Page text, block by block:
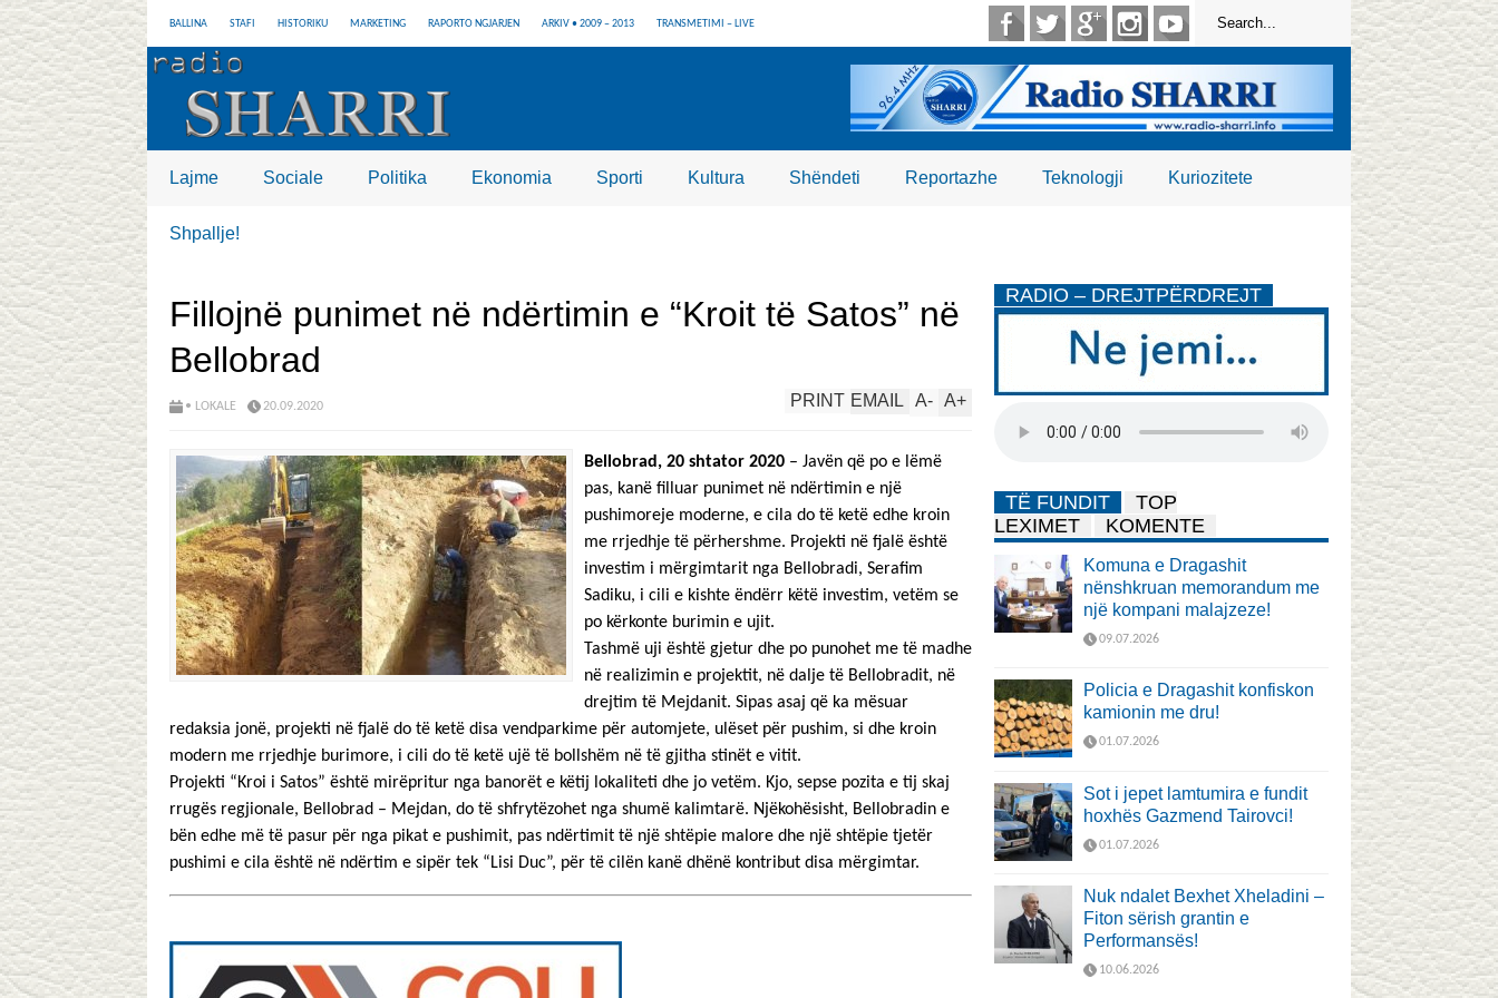
BALLINA STAFI HISTORIKU MARKETING RAPORTO NGJARJEN ARKIV • 2009 – 2013 TRANSMETIMI – LIVE
Lajme Sociale Politika Ekonomia Sporti Kultura Shëndeti Reportazhe Teknologji Kuriozitete
Shpallje!
Fillojnë punimet në ndërtimin e “Kroit të Satos” në
Bellobrad
• LOKALE 20.09.2020 A+
A-
EMAIL
PRINT
Bellobrad, 20 shtator 2020 – Javën që po e lëmë
pas, kanë filluar punimet në ndërtimin e një
pushimoreje moderne, e cila do të ketë edhe kroin
me rrjedhje të përhershme. Projekti në fjalë është
investim i mërgimtarit nga Bellobradi, Serafim
Sadiku, i cili e kishte ëndërr këtë investim, vetëm se
po kërkonte burimin e ujit.
Tashmë uji është gjetur dhe po punohet me të madhe
në realizimin e projektit, në dalje të Bellobradit, në
drejtim të Mejdanit. Sipas asaj që ka mësuar
redaksia jonë, projekti në fjalë do të ketë disa vendparkime për automjete, ulëset për pushim, si dhe kroin
modern me rrjedhje burimore, i cili do të ketë ujë të bollshëm në të gjitha stinët e vitit.
Projekti “Kroi i Satos” është mirëpritur nga banorët e këtij lokaliteti dhe jo vetëm. Kjo, sepse pozita e tij skaj
rrugës regjionale, Bellobrad – Mejdan, do të shfrytëzohet nga shumë kalimtarë. Njëkohësisht, Bellobradin e
bën edhe më të pasur për nga pikat e pushimit, pas ndërtimit të një shtëpie malore dhe një shtëpie tjetër
pushimi e cila është në ndërtim e sipër tek “Lisi Duc”, për të cilën kanë dhënë kontribut disa mërgimtar.
RADIO – DREJTPËRDREJT
TË FUNDIT
TOP
LEXIMET
KOMENTE
Komuna e Dragashit
nënshkruan memorandum me
një kompani malajzeze!
09.07.2026
Policia e Dragashit konfiskon
kamionin me dru!
01.07.2026
Sot i jepet lamtumira e fundit
hoxhës Gazmend Tairovci!
01.07.2026
Nuk ndalet Bexhet Xheladini –
Fiton sërish grantin e
Performansës!
10.06.2026